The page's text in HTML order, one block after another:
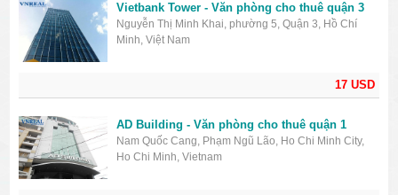
17 USD
Vietbank Tower - Văn phòng cho thuê quận 3
Nguyễn Thị Minh Khai, phường 5, Quận 3, Hồ Chí
Minh, Việt Nam
AD Building - Văn phòng cho thuê quận 1
Nam Quốc Cang, Phạm Ngũ Lão, Ho Chi Minh City,
Ho Chi Minh, Vietnam